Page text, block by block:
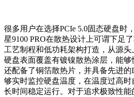
很多用户在选择PCIe 5.0固态硬盘时
星9100 PRO在散热设计上可谓下足
工艺制程和低功耗架构打造，从源头
硬盘表面覆盖有镀镍散热涂层，能
还配备了铜箔散热片，并具备先进
够实时监控硬盘温度，在温度过高
长时间稳定运行。对于追求极致性